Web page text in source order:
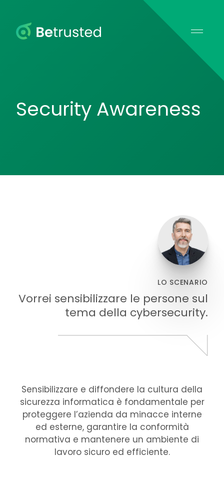
Security Awareness
LO SCENARIO
Vorrei sensibilizzare le persone sul
tema della cybersecurity.
Introduzione
Sensibilizzare e diffondere la cultura della
sicurezza informatica è fondamentale per
proteggere l’azienda da minacce interne
ed esterne, garantire la conformità
normativa e mantenere un ambiente di
lavoro sicuro ed efficiente.